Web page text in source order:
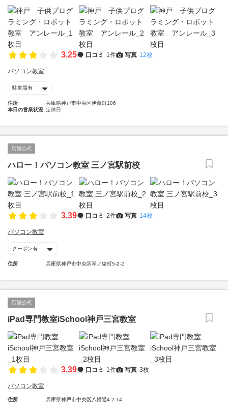
3.25 口コミ 1件 写真 12枚
パソコン教室
駐車場有
住所
兵庫県神戸市中央区伊藤町106
本日の営業状況 定休日
店舗公式
ハロー！パソコン教室 三ノ宮駅前校
3.39 口コミ 2件 写真 14枚
パソコン教室
クーポン有
住所 兵庫県神戸市中央区琴ノ緒町5-2-2
店舗公式
iPad専門教室iSchool神戸三宮教室
3.39 口コミ 1件 写真 3枚
パソコン教室
住所 兵庫県神戸市中央区八幡通4-2-14